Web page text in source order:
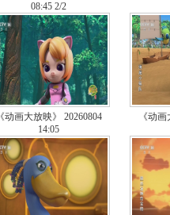
08:45 2/2
《动画大放映》 20260804
14:05
《动